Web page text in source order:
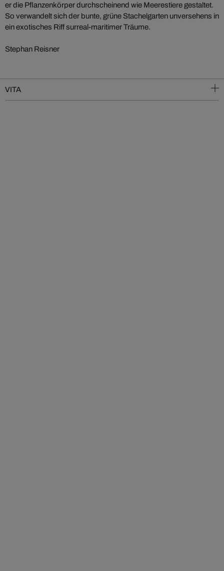
er die Pflanzenkörper durchscheinend wie Meerestiere gestaltet.
So verwandelt sich der bunte, grüne Stachelgarten unversehens in
ein exotisches Riff surreal-maritimer Träume.
Stephan Reisner
VITA